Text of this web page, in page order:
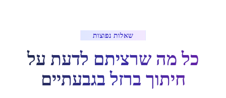
שאלות נפוצות
כל מה שרציתם לדעת על
חיתוך ברזלבגבעתיים